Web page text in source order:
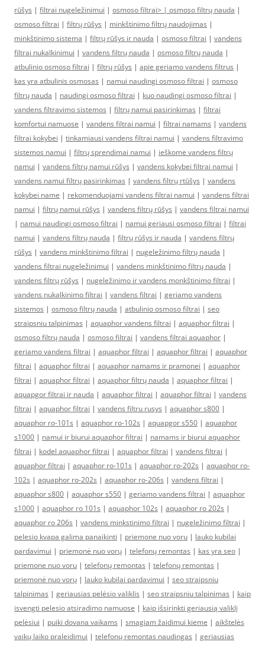
rūšys | filtrai nugeležinimui | osmoso filtrai> | osmoso filtrų nauda |
osmoso filtrai | filtrų rūšys | minkštinimo filtrų naudojimas |
minkštinimo sistema | filtrų rūšys ir nauda | osmoso filtrai | vandens
filtrai nukalkinimui | vandens filtrų nauda | osmoso filtrų nauda |
atbulinio osmoso filtrai | filtrų rūšys | apie geriamo vandens filtrus |
kas yra atbulinis osmosas | namui naudingi osmoso filtrai | osmoso
filtrų nauda | naudingi osmoso filtrai | kuo naudingi osmoso filtrai |
vandens filtravimo sistemos | filtrų namui pasirinkimas | filtrai
komfortui namuose | vandens filtrai namui | filtrai namams | vandens
filtrai kokybei | tinkamiausi vandens filtrai namui | vandens filtravimo
sistemos namui | filtrų sprendimai namui | ieškome vandens filtrų
namui | vandens filtrų namui rūšys | vandens kokybei filtrai namui |
vandens namui filtrų pasirinkimas | vandens filtrų rtūšys | vandens
kokybei name | rekomenduojami vandens filtrai namui | vandens filtrai
namui | filtrų namui rūšys | vandens filtrų rūšys | vandens filtrai namui
| namui naudingi osmoso filtrai | namui geriausi osmoso filtrai | filtrai
namui | vandens filtrų nauda | filtrų rūšys ir nauda | vandens filtrų
rūšys | vandens minkštinimo filtrai | nugeležinimo filtrų nauda |
vandens filtrai nugeležinimui | vandens minkštinimo filtrų nauda |
vandens filtrų rūšys | nugeležinimo ir vandens monkštinimo filtrai |
vandens nukalkinimo filtrai | vandens filtrai | geriamo vandens
sistemos | osmoso filtrų nauda | atbulinio osmoso filtrai | seo
straipsniu talpinimas | aquaphor vandens filtrai | aquaphor filtrai |
osmoso filtrų nauda | osmoso filtrai | vandens filtrai aquaphor |
geriamo vandens filtrai | aquaphor filtrai | aquaphor filtrai | aquaphor
filtrai | aquaphor filtrai | aquaphor namams ir pramonei | aquaphor
filtrai | aquaphor filtrai | aquaphor filtrų nauda | aquaphor filtrai |
aquapgor filtrai ir nauda | aquaphor filtrai | aquaphor filtrai | vandens
filtrai | aquaphor filtrai | vandens filtru rusys | aquaphor s800 |
aquaphor ro-101s | aquaphor ro-102s | aquapgor s550 | aquaphor
s1000 | namui ir biurui aquaphor filtrai | namams ir biurui aquaphor
filtrai | kodel aquaphor filtrai | aquaphor filtrai | vandens filtrai |
aquaphor filtrai | aquaphor ro-101s | aquaphor ro-202s | aquaphor ro-
102s | aquaphor ro-202s | aquaphor ro-206s | vandens filtrai |
aquaphor s800 | aquaphor s550 | geriamo vandens filtrai | aquaphor
s1000 | aquaphor ro 101s | aquaphor 102s | aquaphor ro 202s |
aquaphor ro 206s | vandens minkstinimo filtrai | nugeležinimo filtrai |
pelesio kvapa galima panaikinti | priemone nuo voru | lauko kubilai
pardavimui | priemonė nuo vorų | telefonų remontas | kas yra seo |
priemone nuo voru | telefonų remontas | telefonų remontas |
priemonė nuo vorų | lauko kubilai pardavimui | seo straipsniu
talpinimas | geriausias pelėsio valiklis | seo straipsniu talpinimas | kaip
isvengti pelesio atsiradimo namuose | kaip išsirinkti geriausią valiklį
pelėsiui | puiki dovana vaikams | smagiam žaidimui kieme | aikštelės
vaikų laiko praleidimui | telefonų remontas naudingas | geriausias